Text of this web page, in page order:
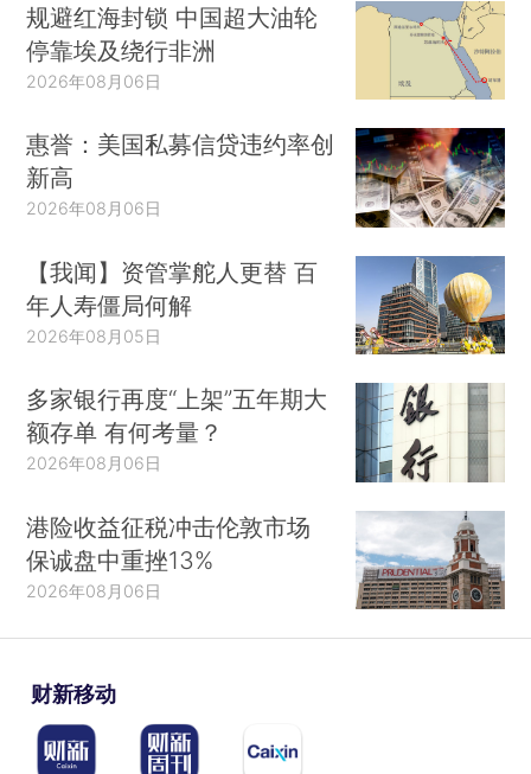
规避红海封锁 中国超大油轮
停靠埃及绕行非洲
2026年08月06日
惠誉：美国私募信贷违约率创
新高
2026年08月06日
【我闻】资管掌舵人更替 百
年人寿僵局何解
2026年08月05日
多家银行再度“上架”五年期大
额存单 有何考量？
2026年08月06日
港险收益征税冲击伦敦市场
保诚盘中重挫13%
2026年08月06日
财新移动